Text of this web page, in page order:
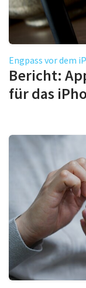
Engpass vor dem
Bericht:
für das